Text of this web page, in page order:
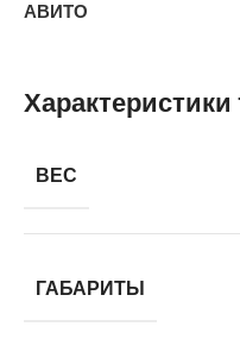
АВИТО
Характеристики
ВЕС
ГАБАРИТЫ